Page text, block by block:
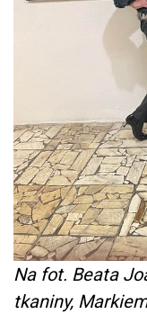
Na fot. Beata
tkaniny,